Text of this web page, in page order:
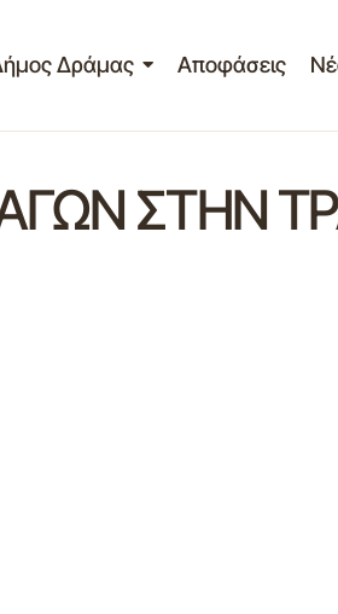
Δράμας Αποφάσεις
ΣΤΗΝ